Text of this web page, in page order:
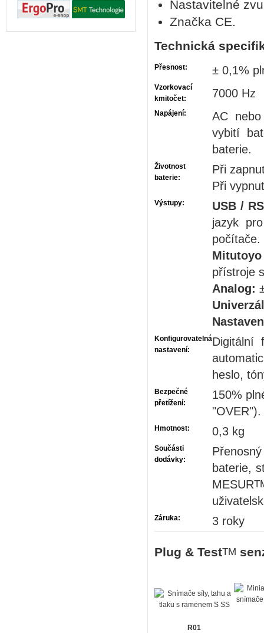
Nastavitelné
Značka CE.
Technická
Přesnost: ± 0,1%
Vzorkovací
kmitočet:
7000 Hz
Napájení:
AC
vybití
baterie.
Životnost
baterie:
Při
Při
Výstupy:
USB /
jazyk
počítače.
přístroje
Analog:
Konfigurovatelná
nastavení:
Digitální
heslo,
Bezpečné
přetížení:
150%
"OVER").
Hmotnost: 0,3 kg
Součásti
dodávky:
baterie,
MESUR
Záruka: 3 roky
Plug & TestTM
R01